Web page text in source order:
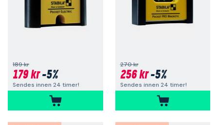
189 kr
179 kr-5%
Sendes innen 24 timer!
270 kr
256 kr-5%
Sendes innen 24 timer!